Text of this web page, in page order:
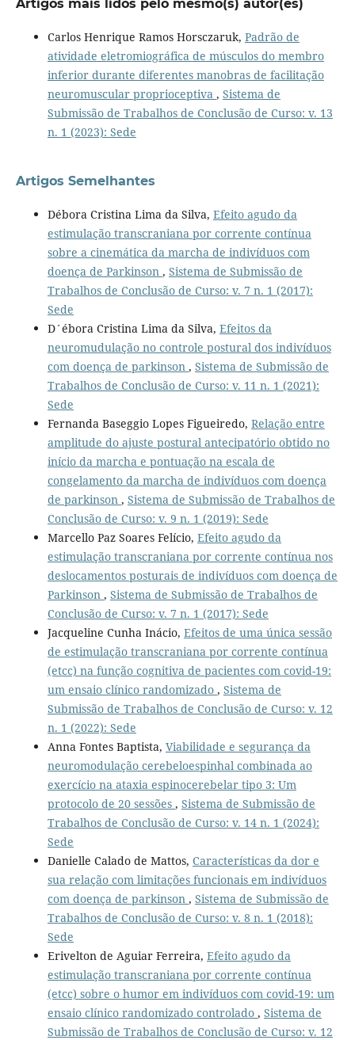
Artigos mais lidos pelo mesmo(s) autor(es)
Carlos Henrique Ramos Horsczaruk, Padrão de
atividade eletromiográfica de músculos do membro
inferior durante diferentes manobras de facilitação
neuromuscular proprioceptiva , Sistema de
Submissão de Trabalhos de Conclusão de Curso: v. 13
n. 1 (2023): Sede
Artigos Semelhantes
Débora Cristina Lima da Silva, Efeito agudo da
estimulação transcraniana por corrente contínua
sobre a cinemática da marcha de indivíduos com
doença de Parkinson , Sistema de Submissão de
Trabalhos de Conclusão de Curso: v. 7 n. 1 (2017):
Sede
D´ébora Cristina Lima da Silva, Efeitos da
neuromudulação no controle postural dos indivíduos
com doença de parkinson , Sistema de Submissão de
Trabalhos de Conclusão de Curso: v. 11 n. 1 (2021):
Sede
Fernanda Baseggio Lopes Figueiredo, Relação entre
amplitude do ajuste postural antecipatório obtido no
início da marcha e pontuação na escala de
congelamento da marcha de indivíduos com doença
de parkinson , Sistema de Submissão de Trabalhos de
Conclusão de Curso: v. 9 n. 1 (2019): Sede
Marcello Paz Soares Felício, Efeito agudo da
estimulação transcraniana por corrente contínua nos
deslocamentos posturais de indivíduos com doença de
Parkinson , Sistema de Submissão de Trabalhos de
Conclusão de Curso: v. 7 n. 1 (2017): Sede
Jacqueline Cunha Inácio, Efeitos de uma única sessão
de estimulação transcraniana por corrente contínua
(etcc) na função cognitiva de pacientes com covid-19:
um ensaio clínico randomizado , Sistema de
Submissão de Trabalhos de Conclusão de Curso: v. 12
n. 1 (2022): Sede
Anna Fontes Baptista, Viabilidade e segurança da
neuromodulação cerebeloespinhal combinada ao
exercício na ataxia espinocerebelar tipo 3: Um
protocolo de 20 sessões , Sistema de Submissão de
Trabalhos de Conclusão de Curso: v. 14 n. 1 (2024):
Sede
Danielle Calado de Mattos, Características da dor e
sua relação com limitações funcionais em indivíduos
com doença de parkinson , Sistema de Submissão de
Trabalhos de Conclusão de Curso: v. 8 n. 1 (2018):
Sede
Erivelton de Aguiar Ferreira, Efeito agudo da
estimulação transcraniana por corrente contínua
(etcc) sobre o humor em indivíduos com covid-19: um
ensaio clínico randomizado controlado , Sistema de
Submissão de Trabalhos de Conclusão de Curso: v. 12